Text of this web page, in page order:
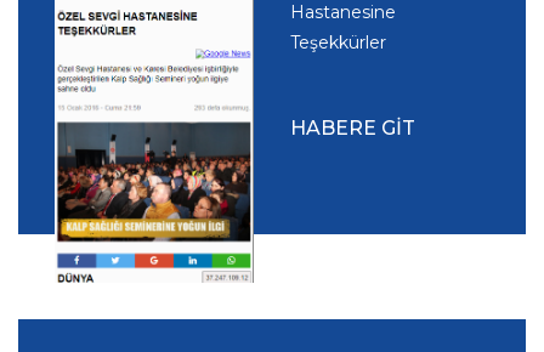
Hastanesine
Teşekkürler
HABERE GİT